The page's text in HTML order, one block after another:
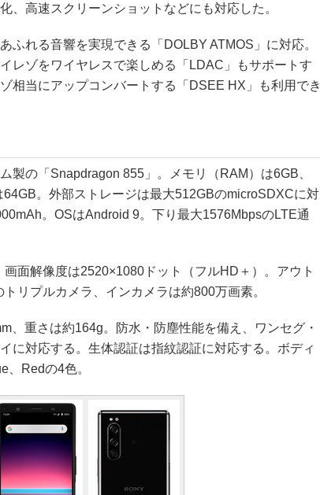
、高速スクリーンショットなどにも対応した。
ふれる音響を実現できる「DOLBY ATMOS」に対応。
レゾをワイヤレスで楽しめる「LDAC」もサポートす
相当にアップコンバートする「DSEE HX」も利用でき
製の「Snapdragon 855」。メモリ（RAM）は6GB、
。外部ストレージは最大512GBのmicroSDXCに対
。OSはAndroid 9。下り最大1576MbpsのLTE通
面解像度は2520×1080ドット（フルHD＋）。アウト
リプルカメラ、インカメラは約800万画素。
、重さは約164g。防水・防塵性能を備え、ワンセグ・
に対応する。生体認証は指紋認証に対応する。ボディ
、Redの4色。